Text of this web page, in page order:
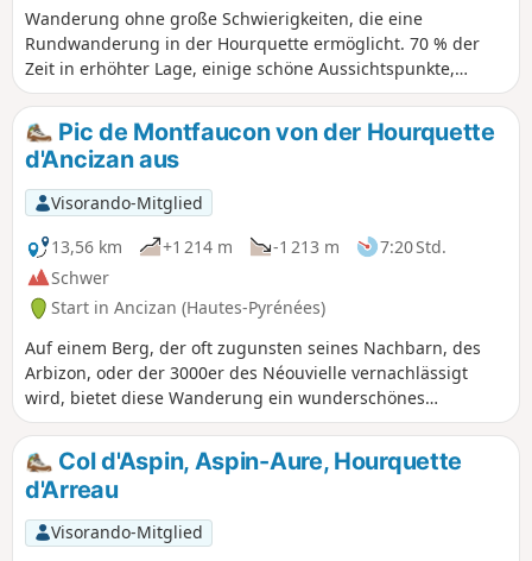
Wanderung ohne große Schwierigkeiten, die eine
Rundwanderung in der Hourquette ermöglicht. 70 % der
Zeit in erhöhter Lage, einige schöne Aussichtspunkte,
Passage am Lac d'Arou (wo die Kühe baden) und
Überquerung einiger Bäche. Wichtig: Für diese Wanderung
empfiehlt es sich, „Open Street Map Rando” zu verwenden,
da diese App mehr Wanderwege anbietet als IGN. Es ist
jedoch unmöglich, sich zu verlaufen, da alle Ziele während
der Wanderung sichtbar sind und als Orientierungspunkte
dienen.
Pic de Montfaucon von der Hourquette
d'Ancizan aus
Visorando-Mitglied
13,56 km
+1 214 m -1 213 m
7:20 Std.
Schwer
Start in Ancizan (Hautes-Pyrénées)
Auf einem Berg, der oft zugunsten seines Nachbarn, des
Arbizon, oder der 3000er des Néouvielle vernachlässigt
wird, bietet diese Wanderung ein wunderschönes
Panorama. Die Route durch die Almen bis zum Lac d'Arou
und dann über Geröll bis zum Gipfel erfordert gute
Erfahrung im Wandern auf Boden, der leicht unter den
Füßen nachgibt. Beachten Sie unbedingt die Hinweise zum
begehbaren Berggelände. Diese Wanderung sollte nur bei
schneefreien Bedingungen unternommen werden!
Col d'Aspin, Aspin-Aure, Hourquette
d'Arreau
Visorando-Mitglied